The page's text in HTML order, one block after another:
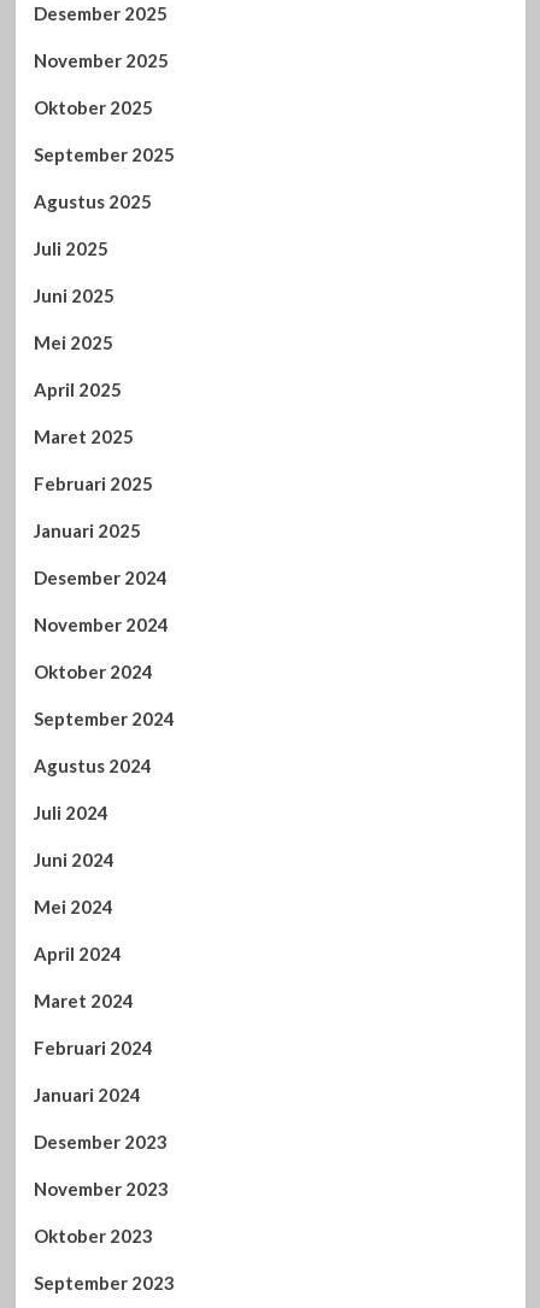
Desember 2025
November 2025
Oktober 2025
September 2025
Agustus 2025
Juli 2025
Juni 2025
Mei 2025
April 2025
Maret 2025
Februari 2025
Januari 2025
Desember 2024
November 2024
Oktober 2024
September 2024
Agustus 2024
Juli 2024
Juni 2024
Mei 2024
April 2024
Maret 2024
Februari 2024
Januari 2024
Desember 2023
November 2023
Oktober 2023
September 2023